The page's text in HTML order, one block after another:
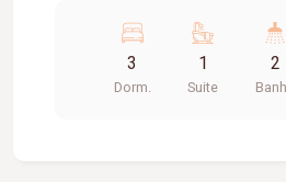
ambientes, e sacada.
cooktop, além de área de
possui ainda 01 banheiro
3
Dorm.
1
Suite
2